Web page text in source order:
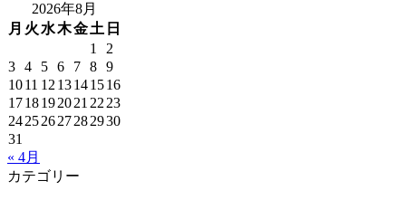
2026年8月
月 火 水木金土 日
1
2
3 4 5 6 7 8 9
1011 12 13141516
1718192021 22 23
24252627282930
31
« 4月
カテゴリー